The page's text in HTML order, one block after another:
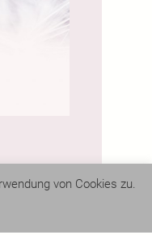
von Cookies zu.